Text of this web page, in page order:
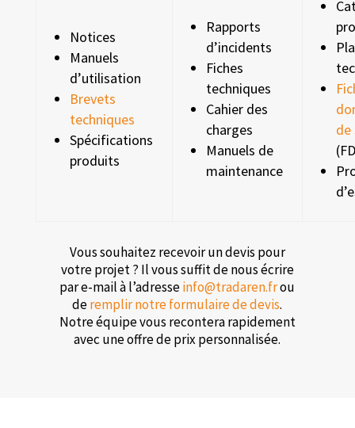
Notices
Manuels
d’utilisation
Brevets
techniques
Spécifications
produits
Rapports
d’incidents
Fiches
techniques
Cahier des
charges
Manuels de
maintenance
de
Vous souhaitez recevoir un devis pour
votre projet ? Il vous suffit de nous écrire
par e-mail à l’adresseinfo@tradaren.frou
deremplir notre formulaire de devis.
Notre équipe vous recontera rapidement
avec une offre de prix personnalisée.